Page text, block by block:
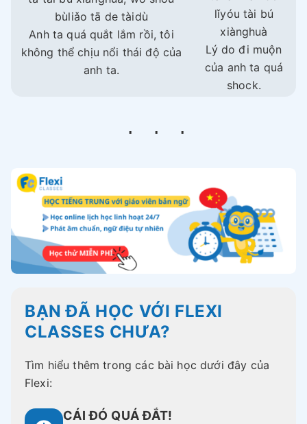
bùliǎo tā de tàidù
Anh ta quá quắt lắm rồi, tôi
không thể chịu nổi thái độ của
anh ta.
lǐyóu tài bú
xiànghuà
Lý do đi muộn
của anh ta quá
shock.
BẠN ĐÃ HỌC VỚI FLEXI
CLASSES CHƯA?
Tìm hiểu thêm trong các bài học dưới đây của
Flexi:
CÁI ĐÓ QUÁ ĐẮT!